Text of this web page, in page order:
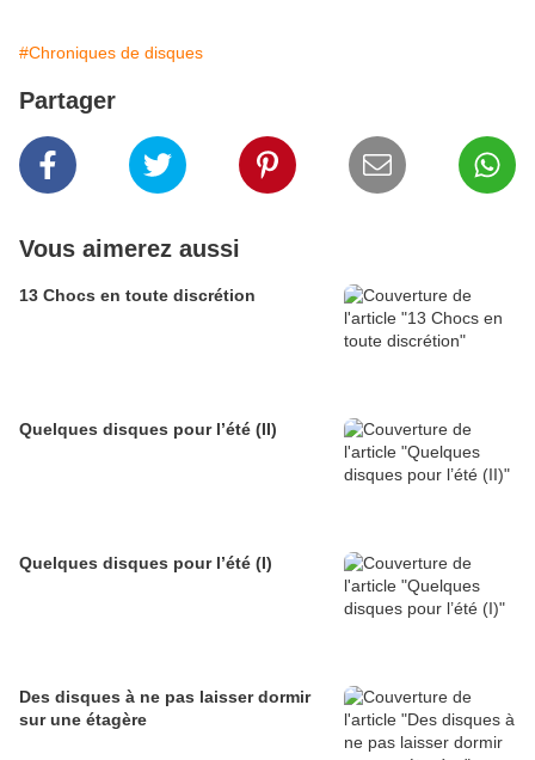
#Chroniques de disques
Partager
Vous aimerez aussi
13 Chocs en toute discrétion
Quelques disques pour l’été (II)
Quelques disques pour l’été (I)
Des disques à ne pas laisser dormir
sur une étagère